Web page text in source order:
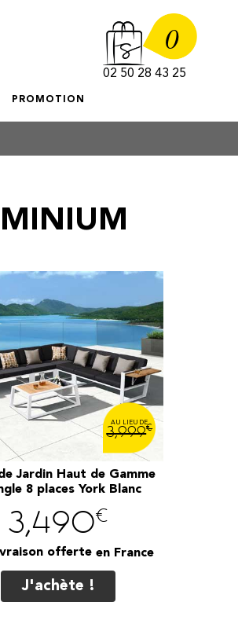
0
02 50 28 43 25
PROMOTION
3,999€
Jardin Haut de Gamme
8 places York Blanc
3,490€
offerte
J'achète !